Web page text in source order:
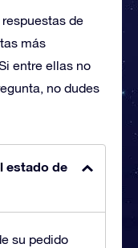
de
más
entre ellas no
no dudes
estado de
su pedido